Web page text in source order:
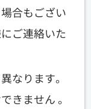
合もござい
ご連絡いた
なります。
きません 。